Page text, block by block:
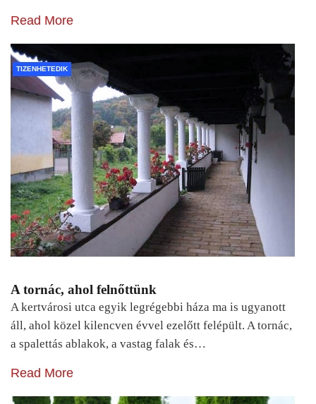
Read More
TIZENHETEDIK
A tornác, ahol felnőttünk
A kertvárosi utca egyik legrégebbi háza ma is ugyanott
áll, ahol közel kilencven évvel ezelőtt felépült. A tornác,
a spalettás ablakok, a vastag falak és…
Read More